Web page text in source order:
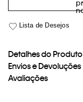
Detalhes do Produto
Envios e Devoluções
Avaliações